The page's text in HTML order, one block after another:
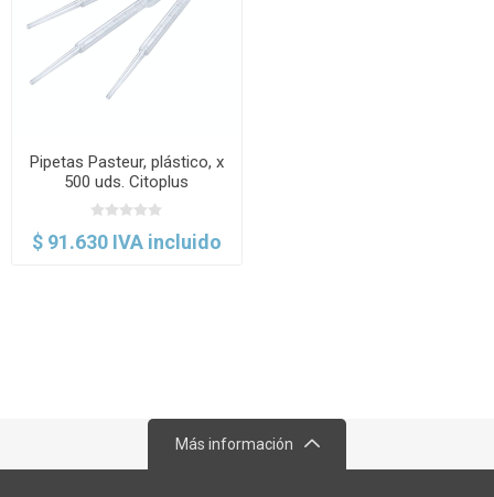
Pipetas Pasteur, plástico, x
500 uds. Citoplus
$ 91.630 IVA incluido
Más información